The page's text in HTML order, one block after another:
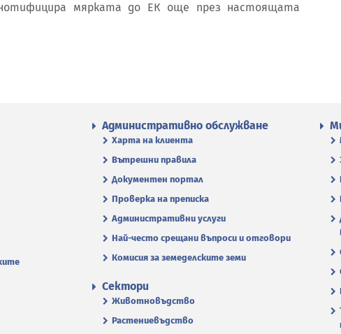
мярката до ЕК още през настоящата
Административно обслужване
Харта на клиента
Вътрешни правила
Документен портал
Проверка на преписка
Административни услуги
Най-често срещани въпроси и отговори
Комисия за земеделските земи
Сектори
Животновъдство
Растениевъдство